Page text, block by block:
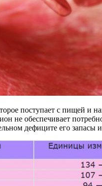
поступает с пищей и
не обеспечивает
дефиците его запасы